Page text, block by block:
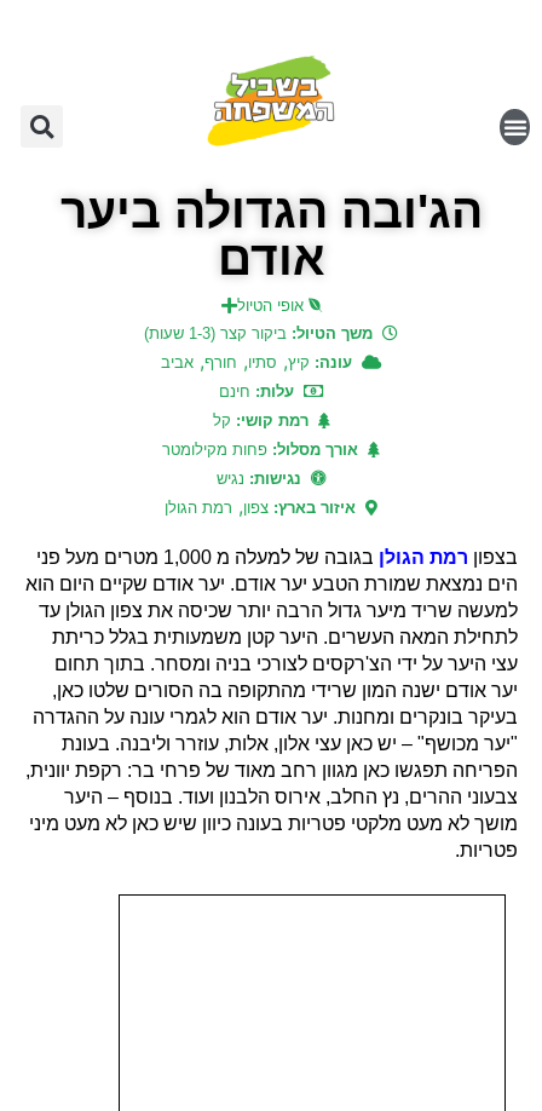
הג'ובה הגדולה ביער
אודם
אופי הטיול
משך הטיול: ביקור קצר (1-3 שעות)
עונה: קיץ, סתיו, חורף, אביב
עלות: חינם
רמת קושי: קל
אורך מסלול: פחות מקילומטר
נגישות: נגיש
איזור בארץ: צפון, רמת הגולן
בצפון רמת הגולן
בגובה של למעלה מ 1,000 מטרים מעל פני
הים נמצאת שמורת הטבע יער אודם. יער אודם שקיים היום הוא
למעשה שריד מיער גדול הרבה יותר שכיסה את צפון הגולן עד
לתחילת המאה העשרים. היער קטן משמעותית בגלל כריתת
עצי היער על ידי הצ'רקסים לצורכי בניה ומסחר. בתוך תחום
יער אודם ישנה המון שרידי מהתקופה בה הסורים שלטו כאן,
בעיקר בונקרים ומחנות. יער אודם הוא לגמרי עונה על ההגדרה
"יער מכושף" – יש כאן עצי אלון, אלות, עוזרר וליבנה. בעונת
הפריחה תפגשו כאן מגוון רחב מאוד של פרחי בר: רקפת יוונית,
צבעוני ההרים, נץ החלב, אירוס הלבנון ועוד. בנוסף – היער
מושך לא מעט מלקטי פטריות בעונה כיוון שיש כאן לא מעט מיני
פטריות.